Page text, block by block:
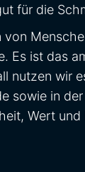
für die
Es ist das
nutzen wir
sowie in
Wert